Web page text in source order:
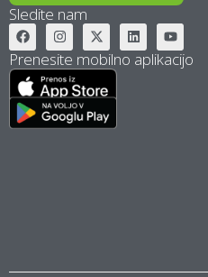
Sledite nam
Prenesite mobilno aplikacijo